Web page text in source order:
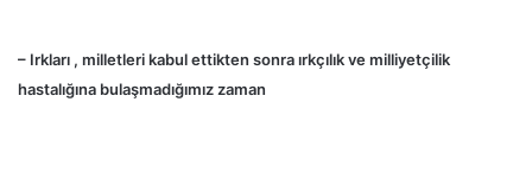
– Irkları , milletleri kabul ettikten sonra ırkçılık ve milliyetçilik
hastalığına bulaşmadığımız zaman